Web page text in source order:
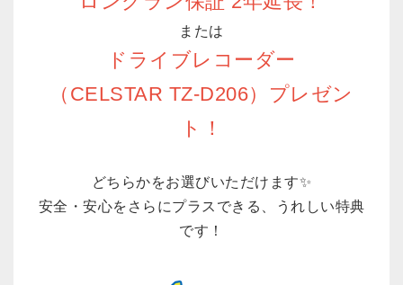
または
ドライブレコーダー
（CELSTAR TZ-D206）プレゼン
ト！
どちらかをお選びいただけます✨
安全・安心をさらにプラスできる、うれしい特典
です！